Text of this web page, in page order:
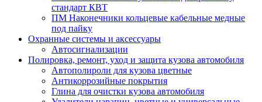
стандарт КВТ
ПМ Наконечники кольцевые кабельные медные
под пайку
Охранные системы и аксессуары
Автосигнализации
Полировка, ремонт, уход и защита кузова автомобиля
Автополироли для кузова цветные
Антикоррозийные покрытия
Глина для очистки кузова автомобиля